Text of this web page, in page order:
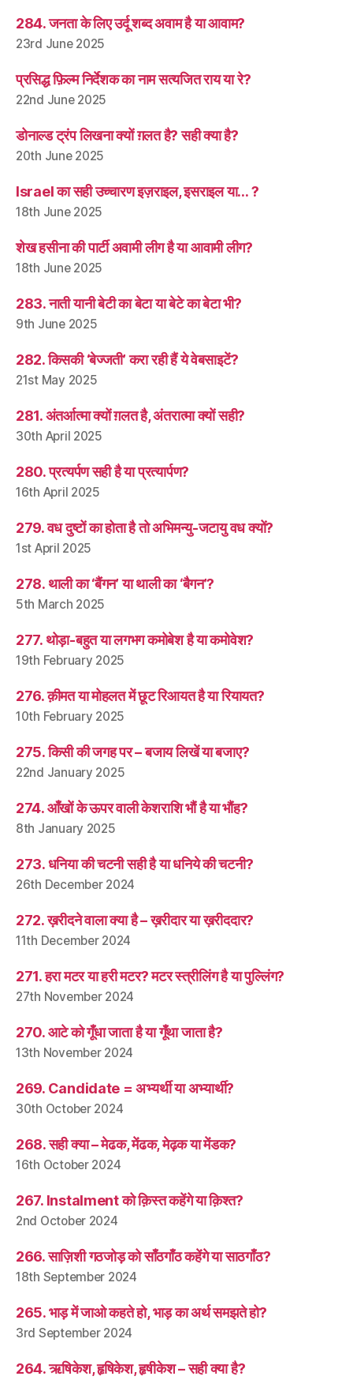
284. जनता के लिए उर्दू शब्द अवाम है या आवाम?
23rd June 2025
प्रसिद्ध फ़िल्म निर्देशक का नाम सत्यजित राय या रे?
22nd June 2025
डोनाल्ड ट्रंप लिखना क्यों ग़लत है? सही क्या है?
20th June 2025
Israel का सही उच्चारण इज़राइल, इसराइल या… ?
18th June 2025
शेख हसीना की पार्टी अवामी लीग है या आवामी लीग?
18th June 2025
283. नाती यानी बेटी का बेटा या बेटे का बेटा भी?
9th June 2025
282. किसकी ‘बेज्जती’ करा रही हैं ये वेबसाइटें?
21st May 2025
281. अंतर्आत्मा क्यों ग़लत है, अंतरात्मा क्यों सही?
30th April 2025
280. प्रत्यर्पण सही है या प्रत्यार्पण?
16th April 2025
279. वध दुष्टों का होता है तो अभिमन्यु-जटायु वध क्यों?
1st April 2025
278. थाली का ‘बैंगन’ या थाली का ‘बैगन’?
5th March 2025
277. थोड़ा-बहुत या लगभग कमोबेश है या कमोवेश?
19th February 2025
276. क़ीमत या मोहलत में छूट रिआयत है या रियायत?
10th February 2025
275. किसी की जगह पर – बजाय लिखें या बजाए?
22nd January 2025
274. आँखों के ऊपर वाली केशराशि भौं है या भौंह?
8th January 2025
273. धनिया की चटनी सही है या धनिये की चटनी?
26th December 2024
272. ख़रीदने वाला क्या है – ख़रीदार या ख़रीददार?
11th December 2024
271. हरा मटर या हरी मटर? मटर स्त्रीलिंग है या पुल्लिंग?
27th November 2024
270. आटे को गूँधा जाता है या गूँथा जाता है?
13th November 2024
269. Candidate = अभ्यर्थी या अभ्यार्थी?
30th October 2024
268. सही क्या – मेढक, मेंढक, मेढ़क या मेंडक?
16th October 2024
267. Instalment को क़िस्त कहेंगे या क़िश्त?
2nd October 2024
266. साज़िशी गठजोड़ को साँठगाँठ कहेंगे या साठगाँठ?
18th September 2024
265. भाड़ में जाओ कहते हो, भाड़ का अर्थ समझते हो?
3rd September 2024
264. ऋषिकेश, हृषिकेश, हृषीकेश – सही क्या है?